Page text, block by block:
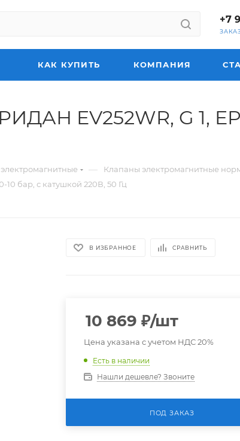
+7
КАК КУПИТЬ КОМПАНИЯ
EV252WR, G 1,
— Клапаны электромагнитные
бар, с катушкой 220В, 50 Гц
В ИЗБРАННОЕ СРАВНИТЬ
10 869 ₽/шт
Цена указана с учетом НДС 20%
Есть в наличии
Нашли дешевле? Звоните
ПОД ЗАКАЗ